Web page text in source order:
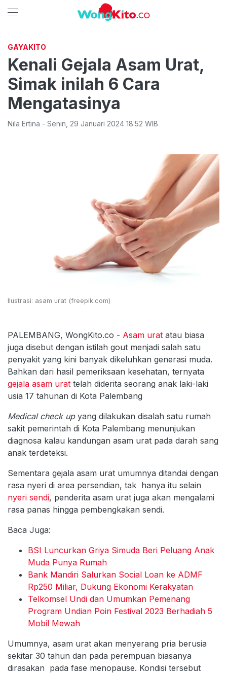
GAYAKITO
Kenali Gejala Asam Urat,
Simak inilah 6 Cara
Mengatasinya
Nila Ertina - Senin 29 Januari 2024 18:52 WIB
Ilustrasi: asam urat (freepik.com)
PALEMBANG, WongKito.co - Asam urat atau biasa
juga disebut dengan istilah gout menjadi salah satu
penyakit yang kini banyak dikeluhkan generasi muda.
Bahkan dari hasil pemeriksaan kesehatan, ternyata
gejala asam urat telah diderita seorang anak laki-laki
usia 17 tahunan di Kota Palembang
Medical check up yang dilakukan disalah satu rumah
sakit pemerintah di Kota Palembang menunjukan
diagnosa kalau kandungan asam urat pada darah sang
anak terdeteksi.
Sementara gejala asam urat umumnya ditandai dengan
rasa nyeri di area persendian, tak hanya itu selain
nyeri sendi, penderita asam urat juga akan mengalami
rasa panas hingga pembengkakan sendi.
Baca Juga:
BSI Luncurkan Griya Simuda Beri Peluang Anak
Muda Punya Rumah
Bank Mandiri Salurkan Social Loan ke ADMF
Rp250 Miliar, Dukung Ekonomi Kerakyatan
Telkomsel Undi dan Umumkan Pemenang
Program Undian Poin Festival 2023 Berhadiah 5
Mobil Mewah
Umumnya, asam urat akan menyerang pria berusia
sekitar 30 tahun dan pada perempuan biasanya
dirasakan pada fase menopause. Kondisi tersebut